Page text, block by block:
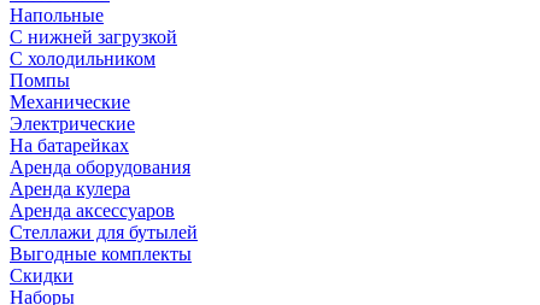
Напольные
С нижней загрузкой
С холодильником
Помпы
Механические
Электрические
На батарейках
Аренда оборудования
Аренда кулера
Аренда аксессуаров
Стеллажи для бутылей
Выгодные комплекты
Скидки
Наборы